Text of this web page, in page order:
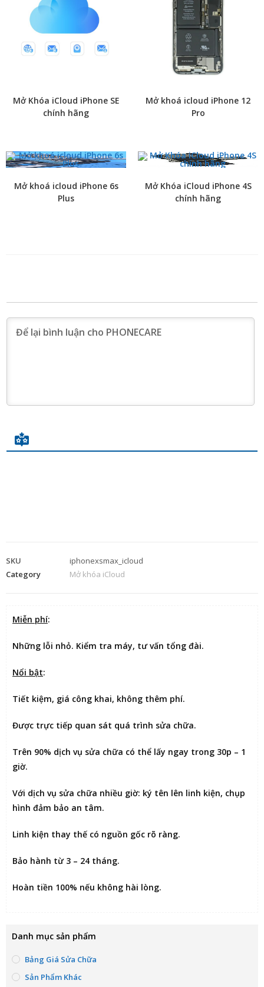
Mở Khóa iCloud iPhone SE
chính hãng
Mở khoá icloud iPhone 12
Pro
Mở khoá icloud iPhone 6s
Plus
Mở Khóa iCloud iPhone 4S
chính hãng
SKU
iphonexsmax_icloud
Category
Mở khóa iCloud
Miễn phí:
Những lỗi nhỏ. Kiểm tra máy, tư vấn tổng đài.
Nổi bật:
Tiết kiệm, giá công khai, không thêm phí.
Được trực tiếp quan sát quá trình sửa chữa.
Trên 90% dịch vụ sửa chữa có thể lấy ngay trong 30p – 1
giờ.
Với dịch vụ sửa chữa nhiều giờ: ký tên lên linh kiện, chụp
hình đảm bảo an tâm.
Linh kiện thay thế có nguồn gốc rõ ràng.
Bảo hành từ 3 – 24 tháng.
Hoàn tiền 100% nếu không hài lòng.
Danh mục sản phẩm
Bảng Giá Sửa Chữa
Sản Phẩm Khác